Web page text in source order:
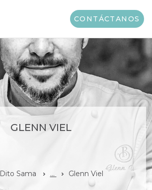
CONTÁCTANOS
GLENN VIEL
Dito Sama ... Glenn Viel